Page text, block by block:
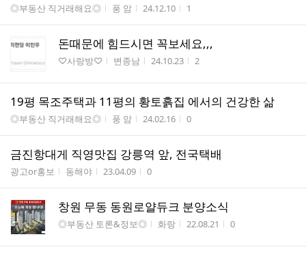
게시판명
◎부동산 직거래해요◎ 작성자
풍 암 작성시간
24.12.10 조회수
1
돈때문에 힘드시면 꼭보세요,,,
게시판명
♡사랑방♡ 작성자
변종남 작성시간
24.10.23 조회수
2
19평 목조주택과 11평의 황토흙집 에서의 건강한 삶
게시판명
◎부동산 직거래해요◎ 작성자
풍 암 작성시간
24.02.16 조회수
0
금진항대게 직영맛집 강릉역 앞, 전국택배
게시판명
광고or홍보 작성자
동해야 작성시간
23.04.09 조회수
0
창원 무동 동원로얄듀크 분양소식
게시판명
◎부동산 토론&정보◎ 작성자
화랑 작성시간
22.08.21 조회수
0